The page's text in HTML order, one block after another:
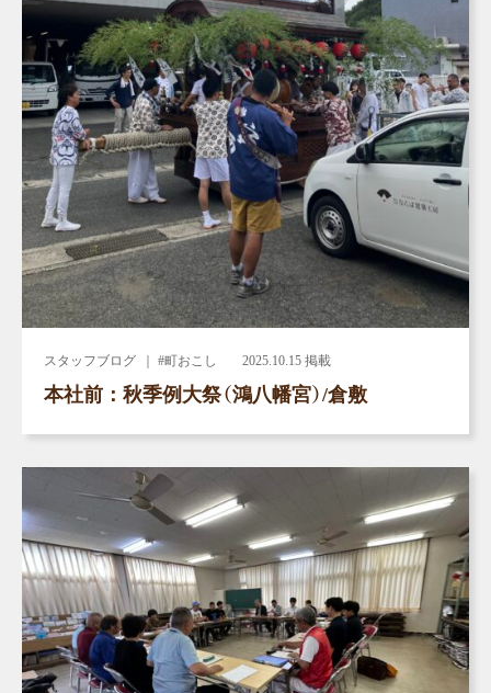
スタッフブログ ｜ #町おこし 2025.10.15 掲載
本社前：秋季例大祭（鴻八幡宮）/倉敷